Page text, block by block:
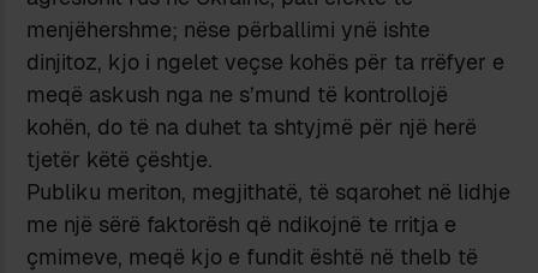
menjëhershme; nëse përballimi ynë ishte
dinjitoz, kjo i ngelet veçse kohës për ta rrëfyer e
meqë askush nga ne s’mund të kontrollojë
kohën, do të na duhet ta shtyjmë për një herë
tjetër këtë çështje.
Publiku meriton, megjithatë, të sqarohet në lidhje
me një sërë faktorësh që ndikojnë te rritja e
çmimeve, meqë kjo e fundit është në thelb të